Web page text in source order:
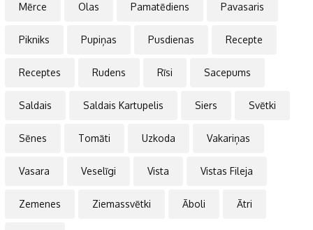
Mērce Olas Pamatēdiens Pavasaris
Pikniks Pupiņas Pusdienas Recepte
Receptes Rudens Rīsi Sacepums
Saldais Saldais Kartupelis Siers Svētki
Sēnes Tomāti Uzkoda Vakariņas
Vasara Veselīgi Vista Vistas Fileja
Zemenes Ziemassvētki Āboli Ātri